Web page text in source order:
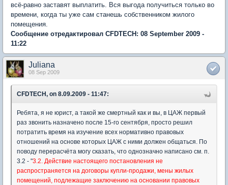
всё-равно заставят выплатить. Вся выгода получиться только во
времени, когда ты уже сам станешь собственником жилого
помещения.
Сообщение отредактировал CFDTECH: 08 September 2009 -
11:22
Juliana
08 Sep 2009
CFDTECH, on 8.09.2009 - 11:47:
Ребята, я не юрист, а такой же смертный как и вы, в ЦАЖ первый
раз звонить назначено после 15-го сентября, просто решил
потратить время на изучение всех нормативно правовых
отношений на основе которых ЦАЖ с ними должен общаться. По
поводу перерасчёта могу сказать, что однозначно написано см. п.
3.2 - "3.2. Действие настоящего постановления не
распространяется на договоры купли-продажи, мены жилых
помещений, подлежащие заключению на основании правовых